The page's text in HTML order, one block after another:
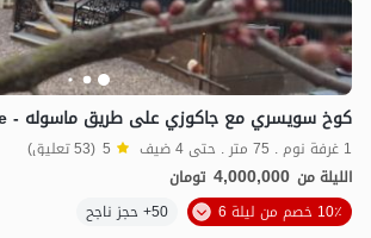
1 غرفة نوم . 75 متر . حتى 4 ضيف 5 (53 تعليق)
الليلة من 4,000,000 تومان
10٪ خصم من ليلة 6
50+ حجز ناجح